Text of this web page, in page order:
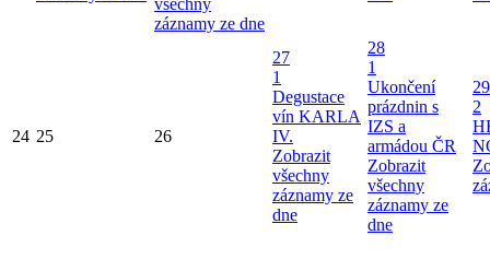
záznamy ze dne
24 25 26
27
1
Degustace
vín KARLA
IV.
Zobrazit
všechny
záznamy ze
dne
28
1
Ukončení
prázdnin s
IZS a
armádou ČR
Zobrazit
všechny
záznamy ze
dne
29
2